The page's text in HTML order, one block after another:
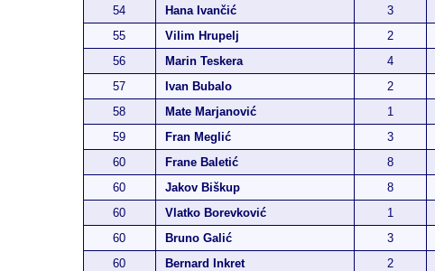
54
Hana Ivančić 3
55
Vilim Hrupelj 2
56
Marin Teskera 4
57
Ivan Bubalo 2
58
Mate Marjanović 1
59
Fran Meglić 3
60
Frane Baletić 8
60
Jakov Biškup 8
60
Vlatko Borevković 1
60
Bruno Galić 3
60
Bernard Inkret 2